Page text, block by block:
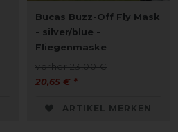
Bucas Buzz-Off Fly Mask
- silver/blue -
Fliegenmaske
vorher 23,00 €
20,65 € *
ARTIKEL MERKEN